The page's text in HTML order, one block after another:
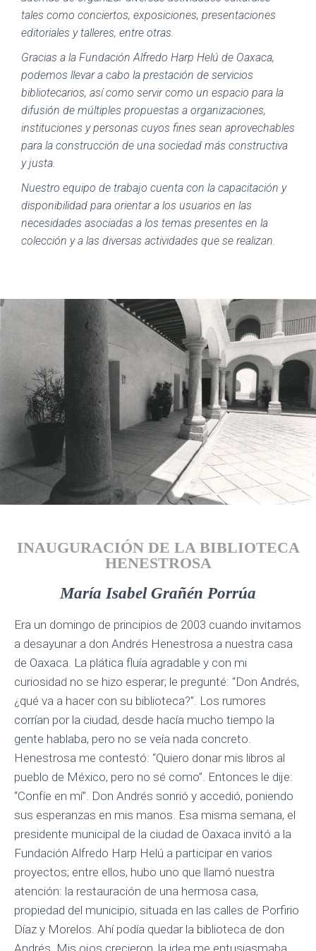
tales como conciertos, exposiciones, presentaciones
editoriales y talleres, entre otras.
Gracias a la Fundación Alfredo Harp Helú de Oaxaca,
podemos llevar a cabo la prestación de servicios
bibliotecarios, así como servir como un espacio para la
difusión de múltiples propuestas a organizaciones,
instituciones y personas cuyos fines sean aprovechables
para la construcción de una sociedad más constructiva
y justa.
Nuestro equipo de trabajo cuenta con la capacitación y
disponibilidad para orientar a los usuarios en las
necesidades asociadas a los temas presentes en la
colección y a las diversas actividades que se realizan.
INAUGURACIÓN DE LA BIBLIOTECA
HENESTROSA
María Isabel Grañén Porrúa
Era un domingo de principios de 2003 cuando invitamos
a desayunar a don Andrés Henestrosa a nuestra casa
de Oaxaca. La plática fluía agradable y con mi
curiosidad no se hizo esperar; le pregunté: “Don Andrés,
¿qué va a hacer con su biblioteca?”. Los rumores
corrían por la ciudad, desde hacía mucho tiempo la
gente hablaba, pero no se veía nada concreto.
Henestrosa me contestó: “Quiero donar mis libros al
pueblo de México, pero no sé como”. Entonces le dije:
“Confíe en mí”. Don Andrés sonrió y accedió, poniendo
sus esperanzas en mis manos. Esa misma semana, el
presidente municipal de la ciudad de Oaxaca invitó a la
Fundación Alfredo Harp Helú a participar en varios
proyectos; entre ellos, hubo uno que llamó nuestra
atención: la restauración de una hermosa casa,
propiedad del municipio, situada en las calles de Porfirio
Díaz y Morelos. Ahí podía quedar la biblioteca de don